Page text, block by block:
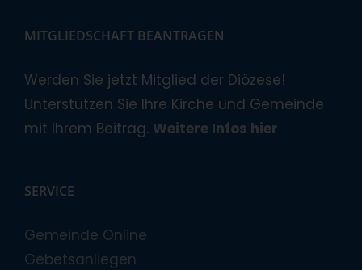
MITGLIEDSCHAFT BEANTRAGEN
Werden Sie jetzt Mitglied der Diözese!
Unterstützen Sie Ihre Kirche und Gemeinde
mit Ihrem Beitrag. Weitere Infos hier
SERVICE
Gemeinde Online
Gebetsanliegen